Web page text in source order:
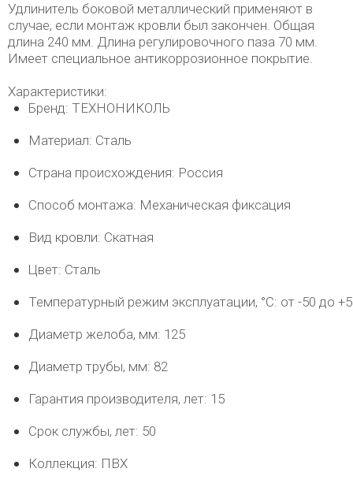
Удлинитель боковой металлический применяют в
случае, если монтаж кровли был закончен. Общая
длина 240 мм. Длина регулировочного паза 70 мм.
Имеет специальное антикоррозионное покрытие.
Характеристики:
Бренд: ТЕХНОНИКОЛЬ
Материал: Сталь
Страна происхождения: Россия
Способ монтажа: Механическая фиксация
Вид кровли: Скатная
Цвет: Сталь
Температурный режим эксплуатации, °C: от -50 до
Диаметр желоба, мм: 125
Диаметр трубы, мм: 82
Гарантия производителя, лет: 15
Срок службы, лет: 50
Коллекция: ПВХ